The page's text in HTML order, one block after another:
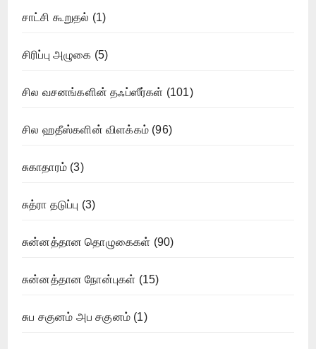
சாட்சி கூறுதல் (1)
சிரிப்பு அழுகை (5)
சில வசனங்களின் தஃப்ஸீர்கள் (101)
சில ஹதீஸ்களின் விளக்கம் (96)
சுகாதாரம் (3)
சுத்ரா தடுப்பு (3)
சுன்னத்தான தொழுகைகள் (90)
சுன்னத்தான நோன்புகள் (15)
சுப சகுனம் அப சகுனம் (1)